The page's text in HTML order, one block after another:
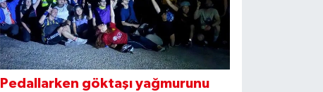
Pedallarken göktaşı yağmurunu